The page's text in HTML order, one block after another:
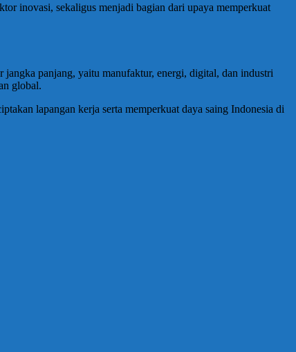
inovasi, sekaligus menjadi bagian dari upaya memperkuat
jangka panjang, yaitu manufaktur, energi, digital, dan industri
global.
lapangan kerja serta memperkuat daya saing Indonesia di